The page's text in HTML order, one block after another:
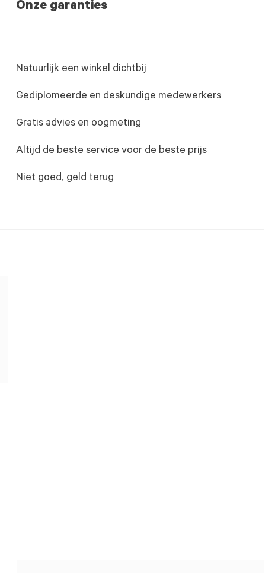
Onze garanties
Natuurlijk een winkel dichtbij
Gediplomeerde en deskundige medewerkers
Gratis advies en oogmeting
Altijd de beste service voor de beste prijs
Niet goed, geld terug